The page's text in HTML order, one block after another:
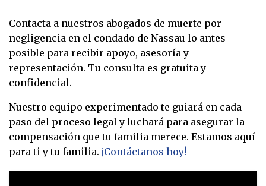
Contacta a nuestros abogados de muerte por
negligencia en el condado de Nassau lo antes
posible para recibir apoyo, asesoría y
representación. Tu consulta es gratuita y
confidencial.
Nuestro equipo experimentado te guiará en cada
paso del proceso legal y luchará para asegurar la
compensación que tu familia merece. Estamos aquí
para ti y tu familia. ¡Contáctanos hoy!